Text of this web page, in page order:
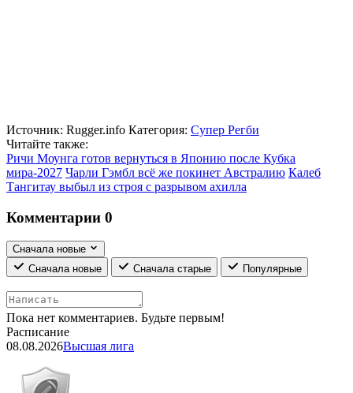
Источник: Rugger.info Категория: Супер Регби
Читайте также:
Ричи Моунга готов вернуться в Японию после Кубка
мира-2027 Чарли Гэмбл всё же покинет Австралию Калеб
Тангитау выбыл из строя с разрывом ахилла
Комментарии 0
Сначала новые
Сначала новые
Сначала старые Популярные
Пока нет комментариев. Будьте первым!
Расписание
08.08.2026Высшая лига